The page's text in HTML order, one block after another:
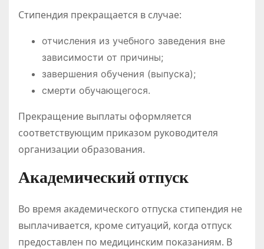
Стипендия прекращается в случае:
отчисления из учебного заведения вне
зависимости от причины;
завершения обучения (выпуска);
смерти обучающегося.
Прекращение выплаты оформляется
соответствующим приказом руководителя
организации образования.
Академический отпуск
Во время академического отпуска стипендия не
выплачивается, кроме ситуаций, когда отпуск
предоставлен по медицинским показаниям. В